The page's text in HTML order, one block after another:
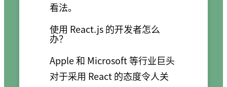
看法。
使用 React.js 的开发者怎么
办？
Apple 和 Microsoft 等行业巨头
对于采用 React 的态度令人关